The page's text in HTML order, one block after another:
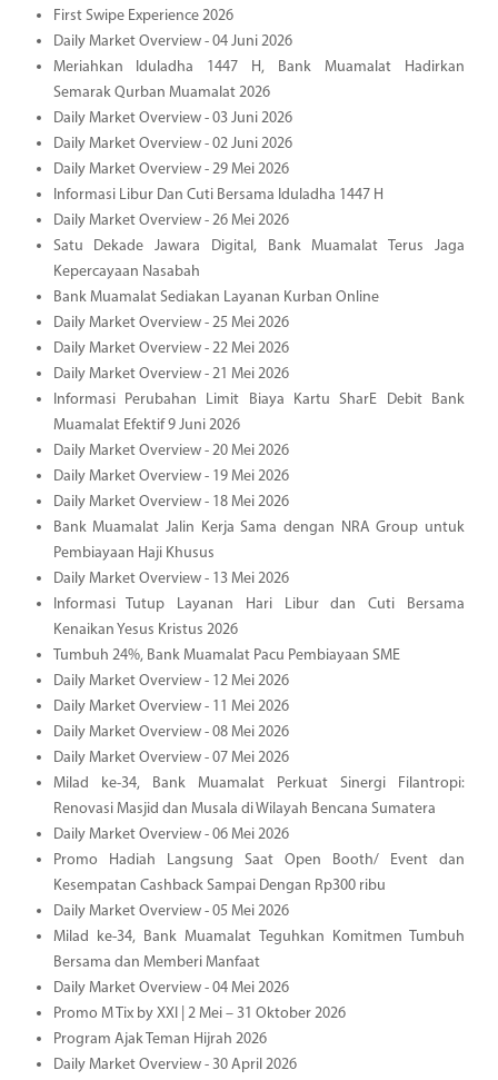
First Swipe Experience 2026
Daily Market Overview - 04 Juni 2026
Meriahkan Iduladha 1447 H, Bank Muamalat Hadirkan
Semarak Qurban Muamalat 2026
Daily Market Overview - 03 Juni 2026
Daily Market Overview - 02 Juni 2026
Daily Market Overview - 29 Mei 2026
Informasi Libur Dan Cuti Bersama Iduladha 1447 H
Daily Market Overview - 26 Mei 2026
Satu Dekade Jawara Digital, Bank Muamalat Terus Jaga
Kepercayaan Nasabah
Bank Muamalat Sediakan Layanan Kurban Online
Daily Market Overview - 25 Mei 2026
Daily Market Overview - 22 Mei 2026
Daily Market Overview - 21 Mei 2026
Informasi Perubahan Limit Biaya Kartu SharE Debit Bank
Muamalat Efektif 9 Juni 2026
Daily Market Overview - 20 Mei 2026
Daily Market Overview - 19 Mei 2026
Daily Market Overview - 18 Mei 2026
Bank Muamalat Jalin Kerja Sama dengan NRA Group untuk
Pembiayaan Haji Khusus
Daily Market Overview - 13 Mei 2026
Informasi Tutup Layanan Hari Libur dan Cuti Bersama
Kenaikan Yesus Kristus 2026
Tumbuh 24%, Bank Muamalat Pacu Pembiayaan SME
Daily Market Overview - 12 Mei 2026
Daily Market Overview - 11 Mei 2026
Daily Market Overview - 08 Mei 2026
Daily Market Overview - 07 Mei 2026
Milad ke-34, Bank Muamalat Perkuat Sinergi Filantropi:
Renovasi Masjid dan Musala di Wilayah Bencana Sumatera
Daily Market Overview - 06 Mei 2026
Promo Hadiah Langsung Saat Open Booth/ Event dan
Kesempatan Cashback Sampai Dengan Rp300 ribu
Daily Market Overview - 05 Mei 2026
Milad ke-34, Bank Muamalat Teguhkan Komitmen Tumbuh
Bersama dan Memberi Manfaat
Daily Market Overview - 04 Mei 2026
Promo M Tix by XXI | 2 Mei – 31 Oktober 2026
Program Ajak Teman Hijrah 2026
Daily Market Overview - 30 April 2026